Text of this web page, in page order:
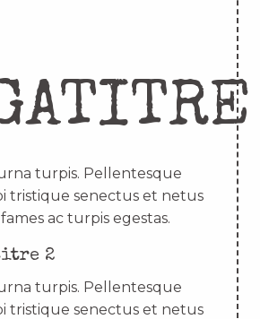
turpis. Pellentesque
tristique senectus et netus
ac turpis egestas.
2
turpis. Pellentesque
tristique senectus et netus